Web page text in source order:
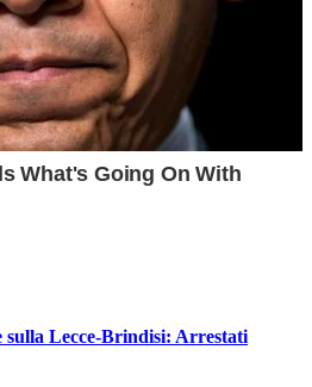
sulla Lecce-Brindisi: Arrestati